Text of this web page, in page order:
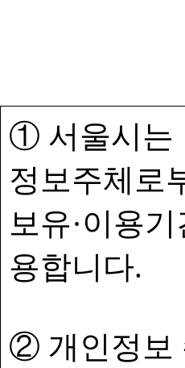
① 서울시는
정보주체로
보유·이용
용합니다.
② 개인정보